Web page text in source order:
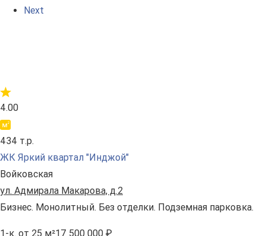
Next
4.00
434 т.р.
ЖК Яркий квартал "Инджой"
Войковская
ул. Адмирала Макарова, д.2
Бизнес. Монолитный. Без отделки. Подземная парковка.
1-к. от 25 м²17 500 000 ₽